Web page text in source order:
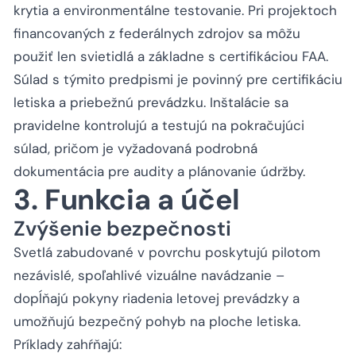
krytia a environmentálne testovanie. Pri projektoch
financovaných z federálnych zdrojov sa môžu
použiť len svietidlá a základne s certifikáciou FAA.
Súlad s týmito predpismi je povinný pre certifikáciu
letiska a priebežnú prevádzku. Inštalácie sa
pravidelne kontrolujú a testujú na pokračujúci
súlad, pričom je vyžadovaná podrobná
dokumentácia pre audity a plánovanie údržby.
3. Funkcia a účel
Zvýšenie bezpečnosti
Svetlá zabudované v povrchu poskytujú pilotom
nezávislé, spoľahlivé vizuálne navádzanie –
dopĺňajú pokyny riadenia letovej prevádzky a
umožňujú bezpečný pohyb na ploche letiska.
Príklady zahŕňajú: